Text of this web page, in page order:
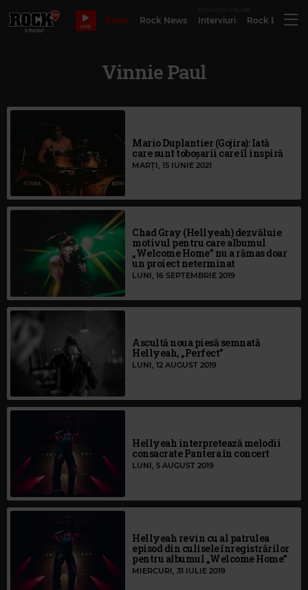
LIVE
Bilete Rock News Interviuri Rock
Vinnie Paul
Mario Duplantier (Gojira): Iată
care sunt toboșarii care îl inspiră
MARȚI, 15 IUNIE 2021
Chad Gray (Hellyeah) dezvăluie
motivul pentru care albumul
„Welcome Home” nu a rămas doar
un proiect neterminat
LUNI, 16 SEPTEMBRIE 2019
Ascultă noua piesă semnată
Hellyeah, „Perfect”
LUNI, 12 AUGUST 2019
Hellyeah interpretează melodii
consacrate Pantera în concert
LUNI, 5 AUGUST 2019
Hellyeah revin cu al patrulea
episod din culisele înregistrărilor
pentru albumul „Welcome Home”
MIERCURI, 31 IULIE 2019